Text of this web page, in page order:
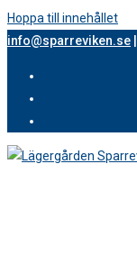
Hoppa till innehållet
info@sparreviken.se